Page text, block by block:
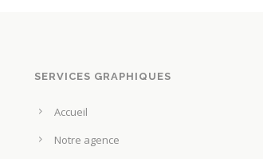
SERVICES GRAPHIQUES
Accueil
Notre agence